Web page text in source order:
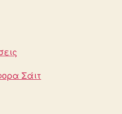
Σάιτ